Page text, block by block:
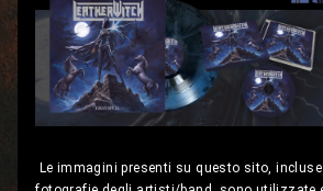
Le immagini presenti su questo sito,